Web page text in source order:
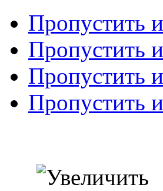
Пропустить
Пропустить
Пропустить
Пропустить